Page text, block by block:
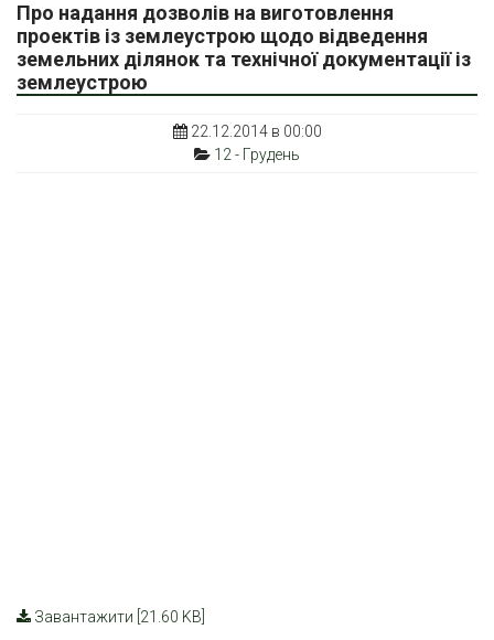
Про надання дозволів на виготовлення
проектів із землеустрою щодо відведення
земельних ділянок та технічної документації із
землеустрою
22.12.2014 в 00:00
12 - Грудень
Завантажити [21.60 KB]